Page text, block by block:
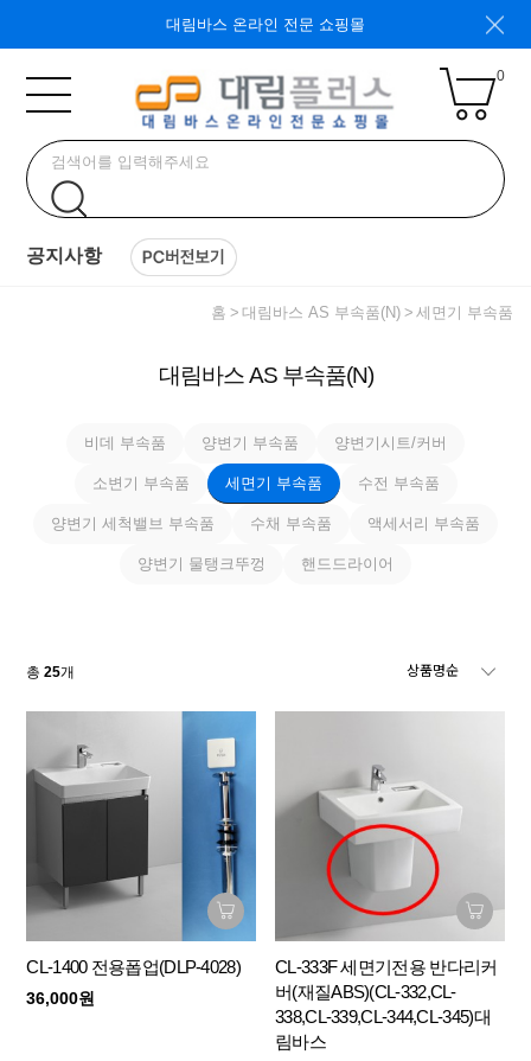
대림바스 온라인 전문 쇼핑몰
0
공지사항
홈 대림바스 AS 부속품(N) 세면기 부속품
대림바스 AS 부속품(N)
비데 부속품 양변기 부속품 양변기시트/커버
소변기 부속품 세면기 부속품 수전 부속품
양변기 세척밸브 부속품 수채 부속품 액세서리 부속품
양변기 물탱크뚜껑 핸드드라이어
총25개
CL-1400 전용폽업(DLP-4028)
36,000원
CL-333F 세면기전용 반다리커
버(재질ABS)(CL-332,CL-
338,CL-339,CL-344,CL-345)대
림바스